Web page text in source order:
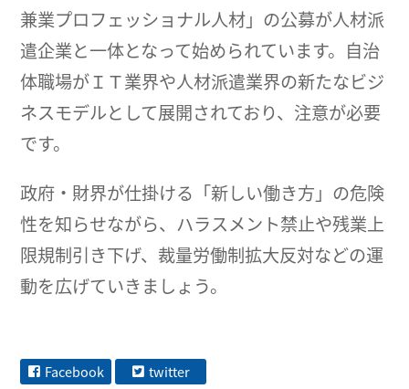
兼業プロフェッショナル人材」の公募が人材派
遣企業と一体となって始められています。自治
体職場がＩＴ業界や人材派遣業界の新たなビジ
ネスモデルとして展開されており、注意が必要
です。
政府・財界が仕掛ける「新しい働き方」の危険
性を知らせながら、ハラスメント禁止や残業上
限規制引き下げ、裁量労働制拡大反対などの運
動を広げていきましょう。
Facebook twitter